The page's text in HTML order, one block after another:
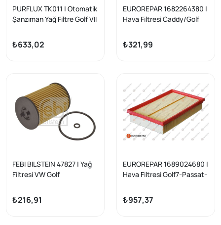
PURFLUX TK011 | Otomatik
Şanzıman Yağ Filtre Golf VII
Kadıaq A3 Q3 R8 Alhambra
T6 T7
₺633,02
EUROREPAR 1682264380 |
Hava Filtresi Caddy/Golf
TSI 15-
₺321,99
FEBI BILSTEIN 47827 | Yağ
Filtresi VW Golf
/Tiguan 1.6-2.0 TDI 12-13-
₺216,91
EUROREPAR 1689024680 |
Hava Filtresi Golf7-Passat-
₺957,37